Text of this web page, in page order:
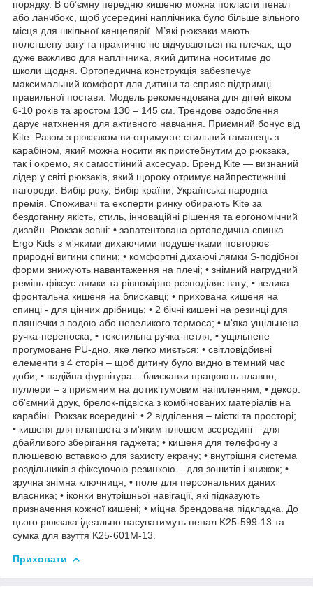
порядку. В об’ємну передню кишеню можна покласти пенал
або ланчбокс, щоб усередині наплічника було більше вільного
місця для шкільної канцелярії. М’які рюкзаки мають
полегшену вагу та практично не відчуваються на плечах, що
дуже важливо для наплічника, який дитина носитиме до
школи щодня. Ортопедична конструкція забезпечує
максимальний комфорт для дитини та сприяє підтримці
правильної постави. Модель рекомендована для дітей віком
6-10 років та зростом 130 – 145 см. Трендове оздоблення
дарує натхнення для активного навчання. Приємний бонус від
Kite. Разом з рюкзаком ви отримуєте стильний гаманець з
карабіном, який можна носити як пристебнутим до рюкзака,
так і окремо, як самостійний аксесуар. Бренд Kite — визнаний
лідер у світі рюкзаків, який щороку отримує найпрестижніші
нагороди: Вибір року, Вибір країни, Українська народна
премія. Споживачі та експерти ринку обирають Kite за
бездоганну якість, стиль, інноваційні рішення та ергономічний
дизайн. Рюкзак зовні: • запатентована ортопедична спинка
Ergo Kids з м'якими дихаючими подушечками повторює
природні вигини спини; • комфортні дихаючі лямки S-подібної
форми знижують навантаження на плечі; • знімний нагрудний
ремінь фіксує лямки та рівномірно розподіляє вагу; • велика
фронтальна кишеня на блискавці; • прихована кишеня на
спинці - для цінних дрібниць; • 2 бічні кишені на резинці для
пляшечки з водою або невеликого термоса; • м'яка ущільнена
ручка-переноска; • текстильна ручка-петля; • ущільнене
прогумоване PU-дно, яке легко миється; • світловідбивні
елементи з 4 сторін – щоб дитину було видно в темний час
доби; • надійна фурнітура – блискавки працюють плавно,
пуллери – з приємним на дотик гумовим напиленням; • декор:
об'ємний друк, брелок-підвіска з комбінованих матеріалів на
карабіні. Рюкзак всередині: • 2 відділення – місткі та просторі;
• кишеня для планшета з м'яким плюшем всередині – для
дбайливого зберігання гаджета; • кишеня для телефону з
плюшевою вставкою для захисту екрану; • внутрішня система
роздільників з фіксуючою резинкою – для зошитів і книжок; •
зручна знімна ключниця; • поле для персональних даних
власника; • іконки внутрішньої навігації, які підказують
призначення кожної кишені; • міцна брендована підкладка. До
цього рюкзака ідеально пасуватимуть пенал K25-599-13 та
сумка для взуття K25-601M-13.
Приховати